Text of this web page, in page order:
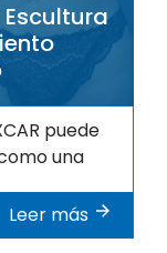
Escultura
puede
una
Leer más